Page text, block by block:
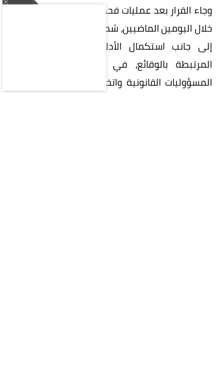
وجاء القرار بعد عمليات فحص وتفتيش أجراها الجهاز
خلال اليومين الماضيين، شملت الشكاوى الواردة إليه،
إلى جانب استكمال الأدلة والقرائن والمستندات
المرتبطة بالوقائع، في خطوة تستهدف تحديد
المسؤوليات القانونية واتخاذ الإجراءات اللازمة وفقاً